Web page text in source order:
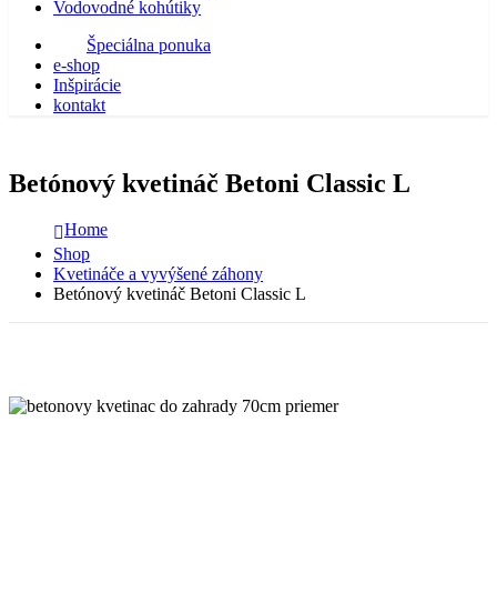
Vodovodné kohútiky
Špeciálna ponuka
e-shop
Inšpirácie
kontakt
Betónový kvetináč Betoni Classic L
Home
Shop
Kvetináče a vyvýšené záhony
Betónový kvetináč Betoni Classic L